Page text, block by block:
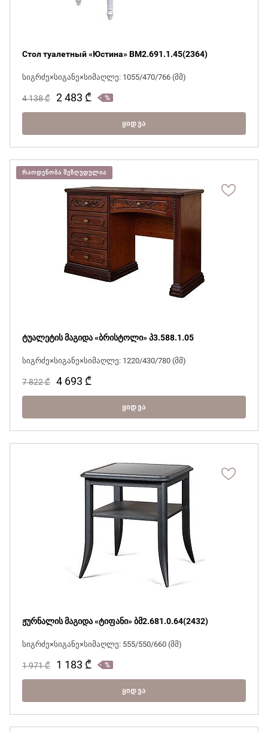
მჭირდება ვიდეოკონსულტაცია
Стол туалетный «Юстина» BM2.691.1.45(2364)
სიგრძე×სიგანე×სიმაღლე: 1055/470/766 (მმ)
4 138₾ 2 483 ₾
ᲧᲘᲓᲕᲐ
ᲠᲐᲝᲓᲔᲜᲝᲑᲐ ᲨᲔᲖᲦᲣᲓᲣᲚᲘᲐ
ტუალეტის მაგიდა «ბრისტოლი» პ3.588.1.05
სიგრძე×სიგანე×სიმაღლე: 1220/430/780 (მმ)
7 822₾ 4 693 ₾
ᲧᲘᲓᲕᲐ
ჟურნალის მაგიდა «ტიფანი» ბმ2.681.0.64(2432)
სიგრძე×სიგანე×სიმაღლე: 555/550/660 (მმ)
1 971₾ 1 183 ₾
ᲧᲘᲓᲕᲐ